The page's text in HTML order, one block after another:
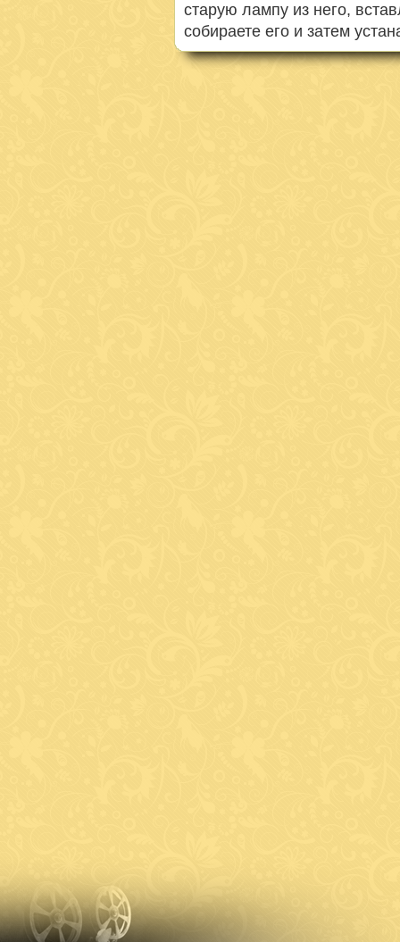
старую лампу из него,
собираете его и затем